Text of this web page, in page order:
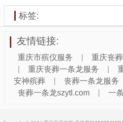
标签:
友情链接:
重庆市殡仪服务 重庆丧
重庆丧葬一条龙服务
安神殡葬
丧葬一条龙服务
丧葬一条龙szytl.com
一